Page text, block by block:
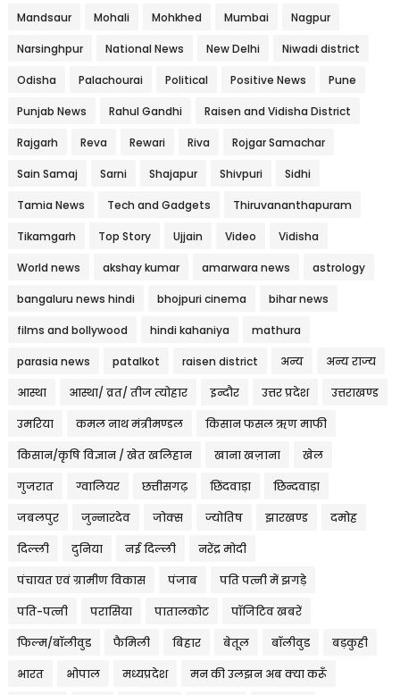
Mandsaur Mohali Mohkhed Mumbai Nagpur
Narsinghpur National News New Delhi Niwadi district
Odisha Palachourai Political Positive News Pune
Punjab News Rahul Gandhi Raisen and Vidisha District
Rajgarh Reva Rewari Riva Rojgar Samachar
Sain Samaj Sarni Shajapur Shivpuri Sidhi
Tamia News Tech and Gadgets Thiruvananthapuram
Tikamgarh Top Story Ujjain Video Vidisha
World news akshay kumar amarwara news astrology
bangaluru news hindi bhojpuri cinema bihar news
films and bollywood hindi kahaniya mathura
parasia news patalkot raisen district अन्य अन्य राज्य
आस्था आस्था/ व्रत/ तीज त्‍योहार इन्दौर उत्तर प्रदेश उत्तराखण्ड
उमरिया कमल नाथ मंत्रीमण्डल किसान फसल ऋण माफी
किसान/कृषि विज्ञान / खेत खलिहान खाना खज़ाना खेल
गुजरात ग्वालियर छत्तीसगढ़ छिंदवाड़ा छिन्दवाड़ा
जबलपुर जुन्नारदेव जोक्स ज्योतिष झारखण्ड दमोह
दिल्ली दुनिया नई दिल्ली नरेंद्र मोदी
पंचायत एवं ग्रामीण विकास पंजाब पति पत्नी में झगड़े
पति-पत्नी परासिया पातालकोट पॉजिटिव खबरें
फिल्म/बॉलीवुड फैमिली बिहार बेतूल बॉलीवुड बड़कुही
भारत भोपाल मध्यप्रदेश मन की उलझन अब क्या करूँ